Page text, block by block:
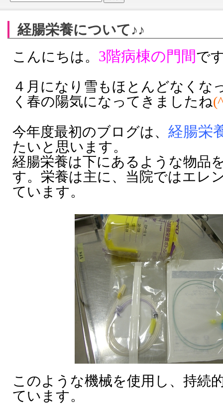
経腸栄養について♪♪
こんにちは。 3階病棟の門間で
４月になり雪もほとんどなくな
く 春の陽気になってきましたね
今年度最初のブログは、 経腸栄
たいと思います。
経腸栄養は下にあるような物品
す。栄養は主に、当院ではエレ
ています。
このような機械を使用し、持続
ています。